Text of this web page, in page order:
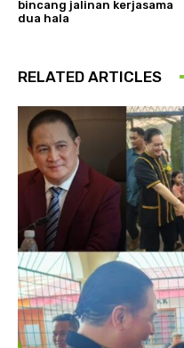
bincang jalinan kerjasama
dua hala
RELATED ARTICLES